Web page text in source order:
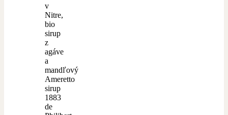
v
Nitre,
bio
sirup
z
agáve
a
mandľový
Ameretto
sirup
1883
de